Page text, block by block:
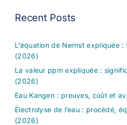
Recent Posts
L’équation de Nernst expliquée
(2026)
La valeur ppm expliquée :
(2026)
Eau Kangen : preuves, coût et
Électrolyse de l’eau : procédé,
(2026)